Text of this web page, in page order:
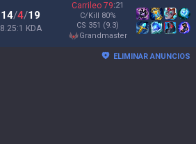
14/4/19
8.25:1 KDA
Carrileo 79:21
C/Kill 80%
CS 351 (9.3)
grandmaster
ELIMINAR ANUNCIOS